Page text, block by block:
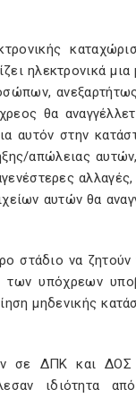
ηλεκτρονικά
θα
αυτόν στην
απώλειας
αυτών θα
στάδιο να
των υπόχρεων
μηδενικής
σε ΔΠΚ και
ιδιότητα